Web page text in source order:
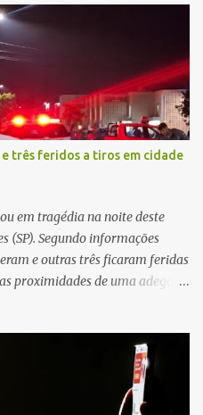
devido a obras
que ocorreu o impacto. Com
foi arremessado ao solo.
teria se desprendido
ferimentos gravíssimos e
resgate e de atendimento da
foram acionadas e
de prestarem socorro à
ainda no local do
compareceu para o registro
três feridos a tiros em cidade
em tragédia na noite deste
(SP). Segundo informações
e outras três ficaram feridas
proximidades de uma adega. O
e se estendido para a área
passaram a efetuar
ainda no local. Outras
Até o momento, não